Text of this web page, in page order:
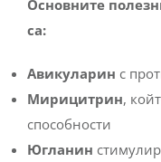
Основните
са:
Авикуларин с
Мирицитрин,
способности
Югланин